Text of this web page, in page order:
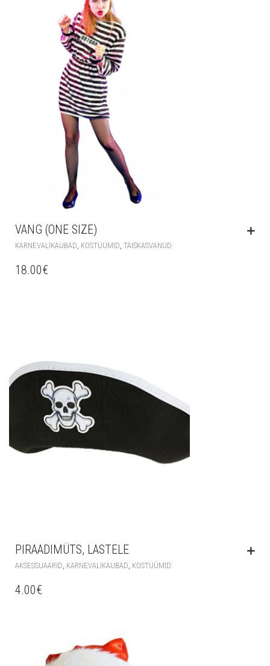
VANG (ONE SIZE)
KARNEVALIKAUBAD KOSTÜÜMID TÄISKASVANUD
18.00€
PIRAADIMÜTS, LASTELE
AKSESSUAARID, KARNEVALIKAUBAD, KOSTÜÜMID
4.00€